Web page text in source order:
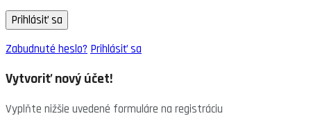
Zabudnuté heslo? Prihlásiť sa
Vytvoriť nový účet!
Vyplňte nižšie uvedené formuláre na registráciu